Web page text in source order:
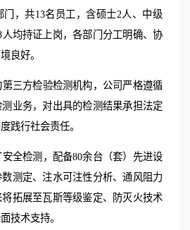
，共13名员工，含硕士2人、中级
均持证上岗，各部门分工明确、协
良好。
三方检验检测机构，公司严格遵循
业务，对出具的检测结果承担法定
践行社会责任。
全检测，配备80余台（套）先进设
测定、注水可注性分析、通风阻力
拓展至瓦斯等级鉴定、防灭火技术
技术支持。